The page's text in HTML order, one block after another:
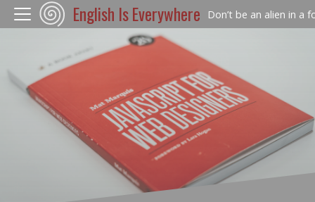
English Is Everywhere Don’t be an alien in a